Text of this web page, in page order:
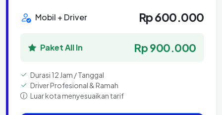
Mobil + Driver Rp 600.000
Paket All In Rp 900.000
Durasi 12 Jam / Tanggal
Driver Profesional & Ramah
Luar kota menyesuaikan tarif